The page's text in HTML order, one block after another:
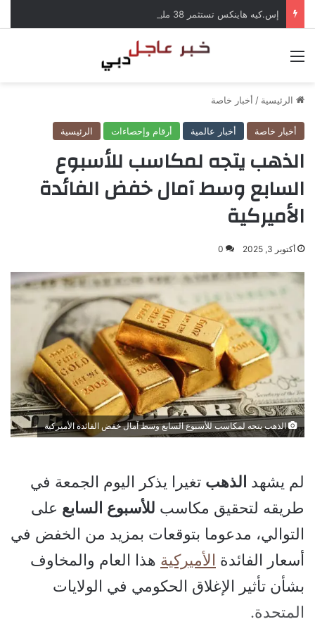
الرئيسية / أخبار خاصة
أخبار خاصة أخبار عالمية أرقام وإحصاءات الرئيسية
الذهب يتجه لمكاسب للأسبوع
السابع وسط آمال خفض الفائدة
الأميركية
أكتوبر 3, 2025 0
الذهب يتجه لمكاسب للأسبوع السابع وسط آمال خفض الفائدة الأميركية
لم يشهد الذهب تغيرا يذكر اليوم الجمعة في
طريقه لتحقيق مكاسب للأسبوع السابع على
التوالي، مدعوما بتوقعات بمزيد من الخفض في
أسعار الفائدة الأميركية هذا العام والمخاوف
بشأن تأثير الإغلاق الحكومي في الولايات
المتحدة.